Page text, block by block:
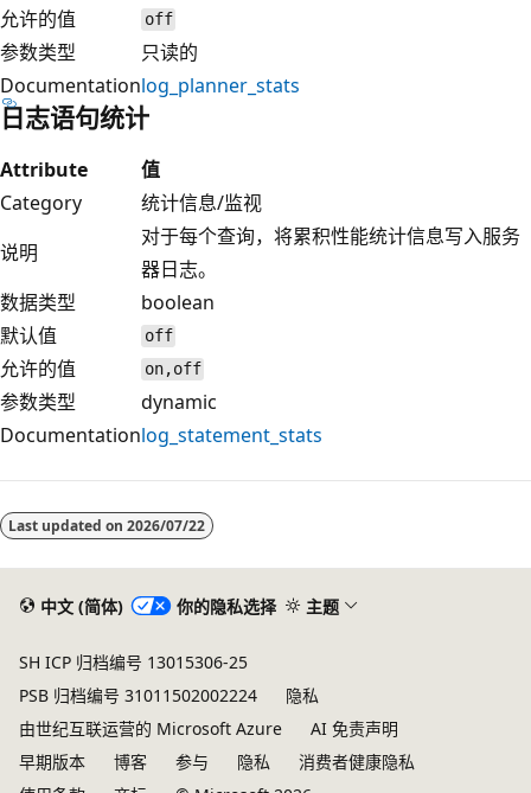
允许的值 off
参数类型
只读的
Documentationlog_planner_stats
日志语句统计
Attribute
值
Category
统计信息/监视
说明
对于每个查询，将累积性能统计信息写入服务
器日志。
数据类型
boolean
默认值
off
允许的值 on,off
参数类型
dynamic
Documentationlog_statement_stats
模
式
Last updated on 2026/07/22
中文 (简体) 你的隐私选择 主题
SH ICP 归档编号 13015306-25
PSB 归档编号 31011502002224
隐私
由世纪互联运营的 Microsoft Azure
AI 免责声明
早期版本
博客 参与 隐私
消费者健康隐私